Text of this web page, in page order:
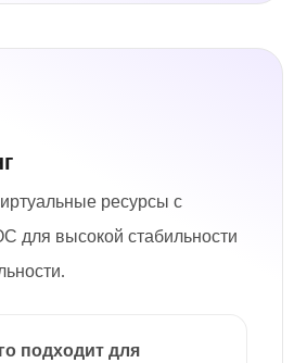
ресурсы с
для высокой стабильности
подходит для